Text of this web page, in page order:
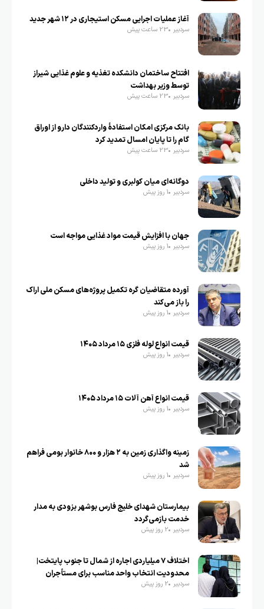
آغاز عملیات اجرایی مسکن استیجاری در ۱۲ شهر جدید
سردبیر 23 ساعت پیش
افتتاح ساختمان دانشکده تغذیه و علوم غذایی شیراز
توسط وزیر بهداشت
سردبیر 23 ساعت پیش
بانک مرکزی امکان استفادۀ واردکنندگان دارو از اوراق
گام را تا پایان امسال تمدید کرد
سردبیر 23 ساعت پیش
دوگانه‌ای میان کولبری و تولید داخلی
سردبیر 1 روز پیش
جهان با افزایش قیمت مواد غذایی مواجه است
سردبیر 1 روز پیش
آورده متقاضیان گره تکمیل پروژه‌های مسکن ملی اراک
را باز می‌کند
سردبیر 1 روز پیش
قیمت انواع لوله فلزی ۱۵ مرداد ۱۴۰۵
سردبیر 1 روز پیش
قیمت انواع آهن آلات ۱۵ مرداد ۱۴۰۵
سردبیر 1 روز پیش
زمینه واگذاری زمین به ۲ هزار و ۸۰۰ خانوار بومی فراهم
شد
سردبیر 1 روز پیش
بیمارستان شهدای خلیج فارس بوشهر بزودی به مدار
خدمت بازمی‌گردد
سردبیر 2 روز پیش
اختلاف ۷ میلیاردی اجاره از شمال تا جنوب پایتخت|
محدودیت انتخاب واحد مناسب برای مستأجران
سردبیر 2 روز پیش